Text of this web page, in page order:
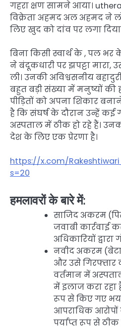
गहरा क्षण सामने आया।
विक्रेता अहमद अल अहमद ने
लिए खुद को दांव पर लगा
बिना किसी स्वार्थ के , पल
ने बंदूकधारी पर झपट्टा मारा,
ली। उनकी अविश्वसनीय
बहुत बड़ी संख्या में मनुष्यों
पीड़ितों को अपना शिकार
है कि संघर्ष के दौरान उन्हें
अस्पताल में ठीक हो रहे हैं।
देश के लिए एक प्रेरणा है।
https://x.com/
s=20
हमलावरों के बारे में:
साजिद अकरम
जवाबी कार्रवाई
अधिकारियों द्वारा
नवीद अकरम
और उसे गिरफ्तार
वर्तमान में
में इलाज करा
रूप से किए गए
आपराधिक
पर्याप्त रूप से ठीक